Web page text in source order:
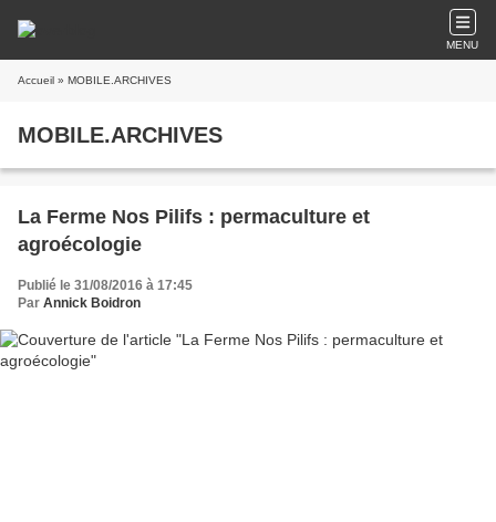
MENU
Accueil » MOBILE.ARCHIVES
MOBILE.ARCHIVES
La Ferme Nos Pilifs : permaculture et
agroécologie
Publié le 31/08/2016 à 17:45
Par Annick Boidron